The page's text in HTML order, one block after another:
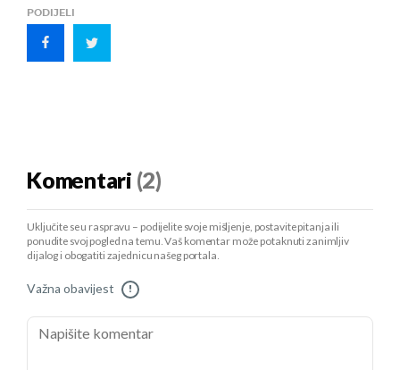
PODIJELI
Komentari (2)
Uključite se u raspravu – podijelite svoje mišljenje, postavite pitanja ili
ponudite svoj pogled na temu. Vaš komentar može potaknuti zanimljiv
dijalog i obogatiti zajednicu našeg portala.
Važna obavijest !